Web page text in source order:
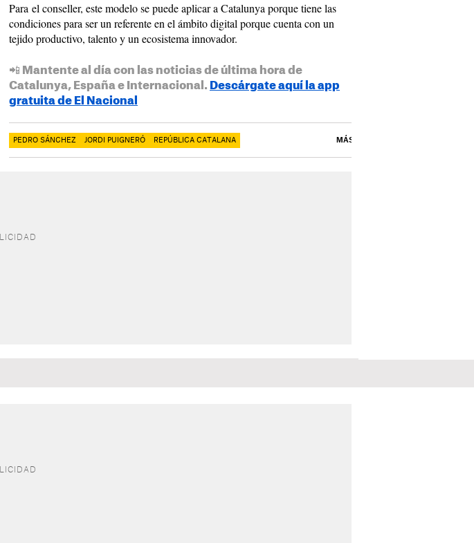
Para el conseller, este modelo se puede aplicar a Catalunya porque tiene las
condiciones para ser un referente en el ámbito digital porque cuenta con un
tejido productivo, talento y un ecosistema innovador.
📲 Mantente al día con las noticias de última hora de
Catalunya, España e Internacional. Descárgate aquí la app
gratuita de El Nacional
PEDRO SÁNCHEZ JORDI PUIGNERÓ REPÚBLICA CATALANA MÁS